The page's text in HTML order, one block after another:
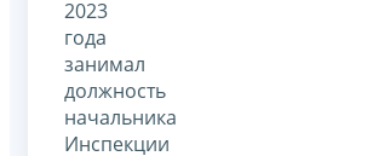
2023
года
занимал
должность
начальника
Инспекции